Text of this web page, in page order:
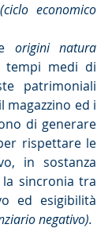
(ciclo economico
origini natura
tempi medi di
patrimoniali
magazzino ed i
di generare
rispettare le
in sostanza
sincronia tra
ed esigibilità
negativo).